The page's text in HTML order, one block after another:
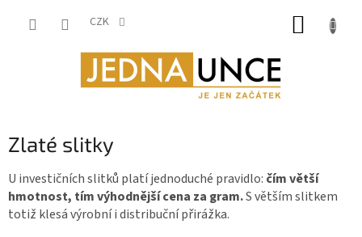
CZK
Zlaté slitky
U investičních slitků platí jednoduché pravidlo: čím větší
hmotnost, tím výhodnější cena za gram.S větším slitkem
totiž klesá výrobní i distribuční přirážka.